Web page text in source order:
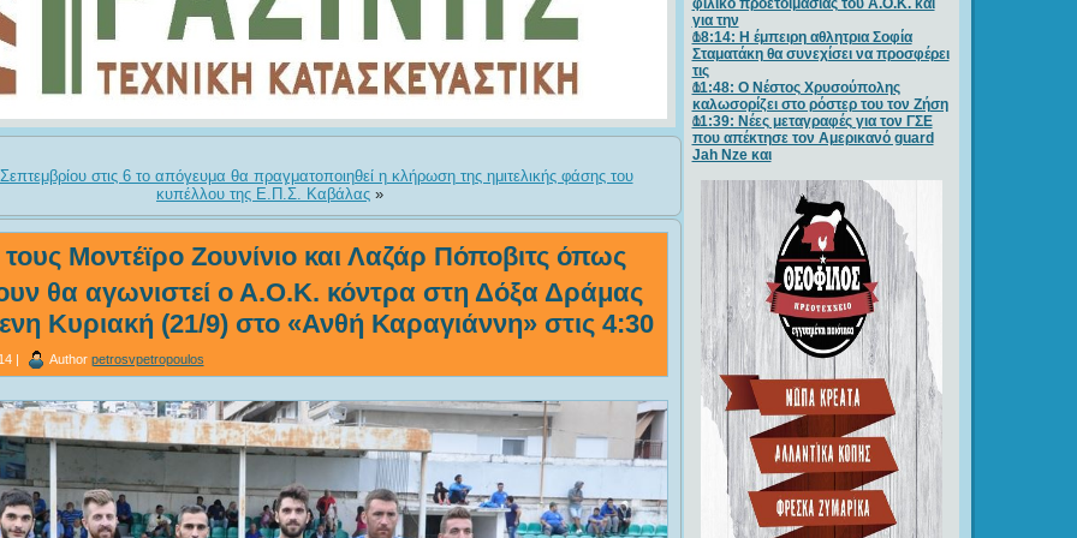
στις 6 το απόγευμα θα πραγματοποιηθεί η κλήρωση της ημιτελικής φάσης του
κυπέλλου της Ε.Π.Σ. Καβάλας »
Μοντέϊρο Ζουνίνιο και Λαζάρ Πόποβιτς όπως
θα αγωνιστεί ο Α.Ο.Κ. κόντρα στη Δόξα Δράμας
Κυριακή (21/9) στο «Ανθή Καραγιάννη» στις 4:30
| Author petrosvpetropoulos
φιλικό προετοιμασίας του Α.Ο.Κ. και
για την
18:14: Η έμπειρη αθλητρια Σοφία
Σταματάκη θα συνεχίσει να προσφέρει
τις
11:48: Ο Νέστος Χρυσούπολης
καλωσορίζει στο ρόστερ του τον Ζήση
11:39: Νέες μεταγραφές για τον ΓΣE
που απέκτησε τον Αμερικανό guard
Jah Nze και